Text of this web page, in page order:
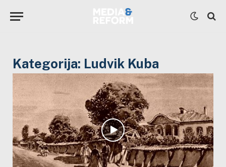
Kategorija: Ludvik Kuba